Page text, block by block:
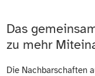
Das
zu mehr
Die Nachbarschaften